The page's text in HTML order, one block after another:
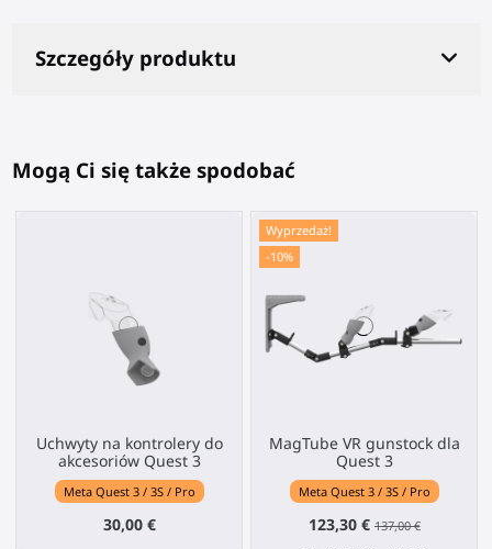
Szczegóły produktu
Mogą Ci się także spodobać
Uchwyty na kontrolery do
akcesoriów Quest 3
Meta Quest 3 / 3S / Pro
30,00 €
Wyprzedaż!
-10%
MagTube VR gunstock dla
Quest 3
Meta Quest 3 / 3S / Pro
123,30 € 137,00 €